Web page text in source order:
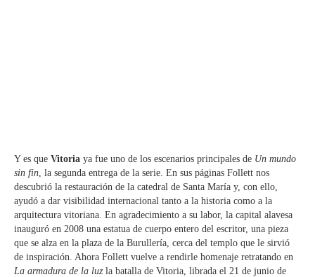
Y es que Vitoria ya fue uno de los escenarios principales de Un mundo
sin fin , la segunda entrega de la serie. En sus páginas Follett nos
descubrió la restauración de la catedral de Santa María y, con ello,
ayudó a dar visibilidad internacional tanto a la historia como a la
arquitectura vitoriana. En agradecimiento a su labor, la capital alavesa
inauguró en 2008 una estatua de cuerpo entero del escritor, una pieza
que se alza en la plaza de la Burullería, cerca del templo que le sirvió
de inspiración. Ahora Follett vuelve a rendirle homenaje retratando en
La armadura de la luz la batalla de Vitoria, librada el 21 de junio de